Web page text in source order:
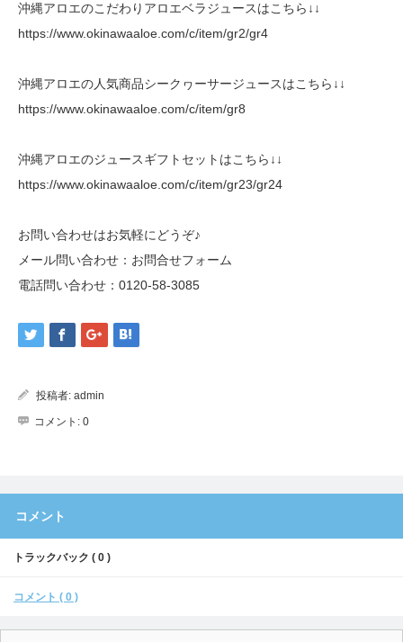
沖縄アロエのこだわりアロエベラジュースはこちら↓↓
https://www.okinawaaloe.com/c/item/gr2/gr4
沖縄アロエの人気商品シークヮーサージュースはこちら↓↓
https://www.okinawaaloe.com/c/item/gr8
沖縄アロエのジュースギフトセットはこちら↓↓
https://www.okinawaaloe.com/c/item/gr23/gr24
お問い合わせはお気軽にどうぞ♪
メール問い合わせ： お問合せフォーム
電話問い合わせ： 0120-58-3085
投稿者: admin
コメント: 0
コメント
トラックバック ( 0 )
コメント ( 0 )